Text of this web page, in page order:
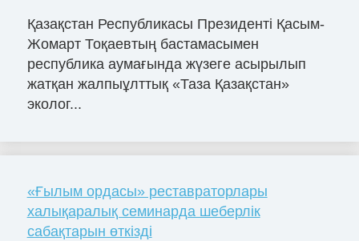
Қазақстан Республикасы Президенті Қасым-
Жомарт Тоқаевтың бастамасымен
республика аумағында жүзеге асырылып
жатқан жалпыұлттық «Таза Қазақстан»
эколог...
«Ғылым ордасы» реставраторлары
халықаралық семинарда шеберлік
сабақтарын өткізді